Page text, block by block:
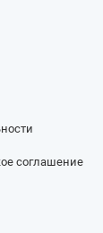
соглашение